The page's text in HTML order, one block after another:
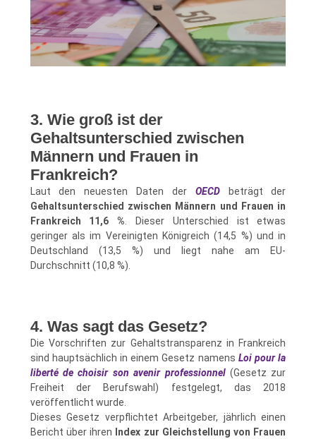
3. Wie groß ist der
Gehaltsunterschied zwischen
Männern und Frauen in
Frankreich?
Laut den neuesten Daten der OECDbeträgt der
Gehaltsunterschied zwischen Männern und Frauen in
Frankreich 11,6 %. Dieser Unterschied ist etwas
geringer als im Vereinigten Königreich (14,5 %) und in
Deutschland (13,5 %) und liegt nahe am EU-
Durchschnitt (10,8 %).
4. Was sagt das Gesetz?
Die Vorschriften zur Gehaltstransparenz in Frankreich
sind hauptsächlich in einem Gesetz namens Loi pour la
liberté de choisir son avenir professionnel(Gesetz zur
Freiheit der Berufswahl) festgelegt, das 2018
veröffentlicht wurde.
Dieses Gesetz verpflichtet Arbeitgeber, jährlich einen
Bericht über ihren
Index zur Gleichstellung von Frauen